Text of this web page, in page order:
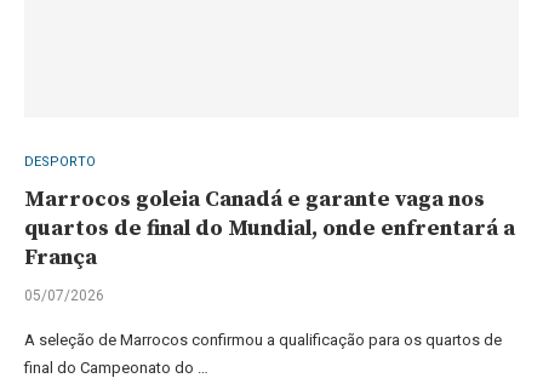
DESPORTO
Marrocos goleia Canadá e garante vaga nos
quartos de final do Mundial, onde enfrentará a
França
05/07/2026
A seleção de Marrocos confirmou a qualificação para os quartos de
final do Campeonato do …